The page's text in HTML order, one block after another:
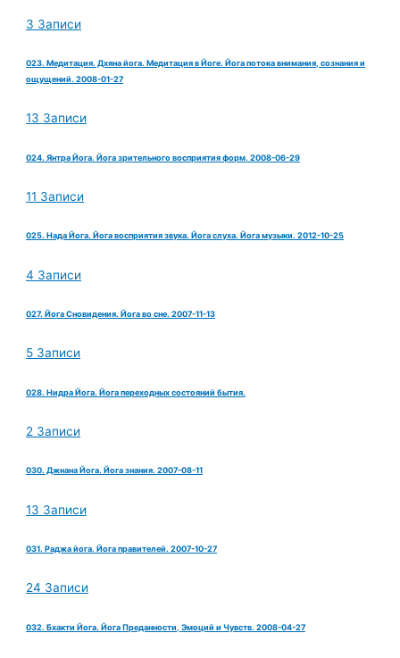
3 Записи
023. Медитация. Дхяна йога. Медитация в Йоге. Йога потока внимания, сознания и
ощущений. 2008-01-27
13 Записи
024. Янтра Йога. Йога зрительного восприятия форм. 2008-06-29
11 Записи
025. Нада Йога. Йога восприятия звука. Йога слуха. Йога музыки. 2012-10-25
4 Записи
027. Йога Сновидения. Йога во сне. 2007-11-13
5 Записи
028. Нидра Йога. Йога переходных состояний бытия.
2 Записи
030. Джнана Йога. Йога знания. 2007-08-11
13 Записи
031. Раджа йога. Йога правителей. 2007-10-27
24 Записи
032. Бхакти Йога. Йога Преданности, Эмоций и Чувств. 2008-04-27